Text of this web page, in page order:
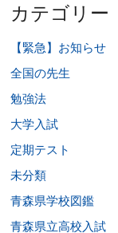
カテゴリー
【緊急】お知らせ
全国の先生
勉強法
大学入試
定期テスト
未分類
青森県学校図鑑
青森県立高校入試